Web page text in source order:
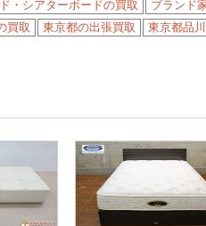
・シアターボードの買取
ブランド
買取
東京都の出張買取 東京都品